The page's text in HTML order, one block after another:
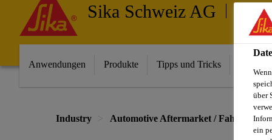
Sika Schweiz AG
Anwendungen Produkte Tipps und Tricks
Industry Automotive Aftermarket /
über
ein